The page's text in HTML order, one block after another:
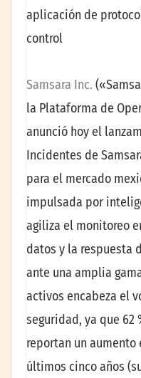
aplicación de
control
Samsara Inc.
la Plataforma de
anunció hoy el
Incidentes de
para el mercado
impulsada por
agiliza el monitoreo
datos y la respuesta
ante una amplia
activos encabeza el
seguridad, ya que 62
reportan un aumento
últimos cinco años